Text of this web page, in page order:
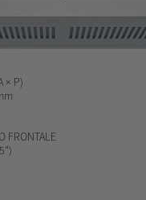
× P)
FRONTALE